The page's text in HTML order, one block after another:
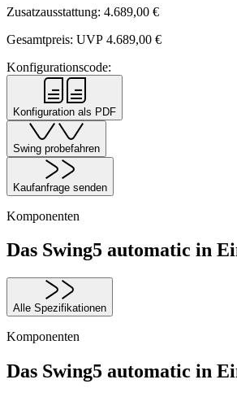
Zusatzausstattung: 4.689,00 €
Gesamtpreis: UVP 4.689,00 €
Konfigurationscode:
Konfiguration als PDF
Swing probefahren
Kaufanfrage senden
Komponenten
Das Swing5 automatic in
Alle Spezifikationen
Komponenten
Das Swing5 automatic in